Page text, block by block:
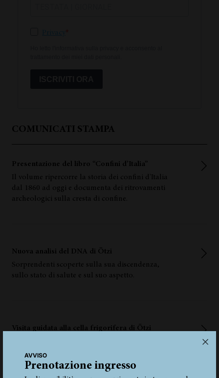
COMUNICATI STAMPA
Presentazione del libro “Confini d’Italia”
Il volume ripercorre la storia dei confini d'Italia
dal 1860 ad oggi e documenta dei ritrovamenti
archeologici sulla cresta di confine.
Nuova analisi del DNA di Ötzi
Sorprendenti scoperte sulla sua discendenza,
sullo stato di salute e sul suo aspetto.
Visita guidata alla cella frigorifera di Ötzi
AVVISO
Prenotazione ingresso